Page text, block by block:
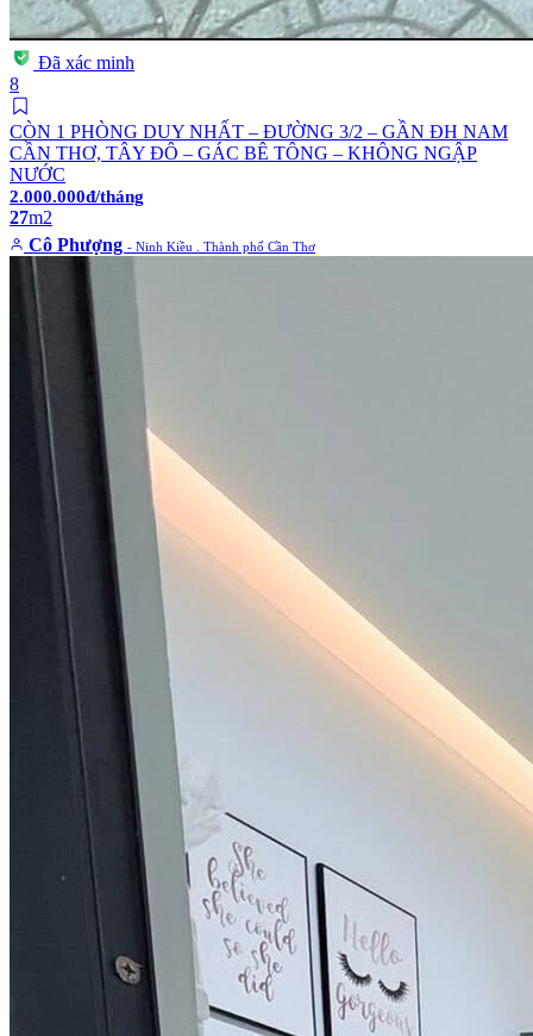
Đã xác minh
8
CÒN 1 PHÒNG DUY NHẤT – ĐƯỜNG 3/2 – GẦN ĐH NAM
CẦN THƠ, TÂY ĐÔ – GÁC BÊ TÔNG – KHÔNG NGẬP
NƯỚC
2.000.000đ/tháng
27m2
Cô Phượng - Ninh Kiều . Thành phố Cần Thơ